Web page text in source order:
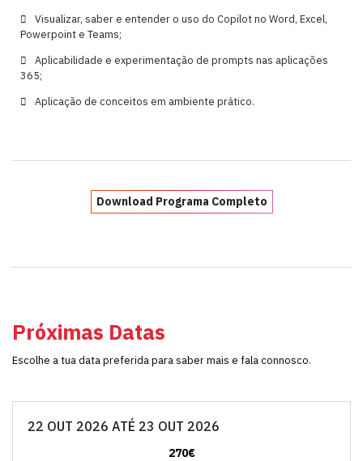
Visualizar, saber e entender o uso do Copilot no Word, Excel,
Powerpoint e Teams;
Aplicabilidade e experimentação de prompts nas aplicações
365;
Aplicação de conceitos em ambiente prático.
Download Programa Completo
Próximas Datas
Escolhe a tua data preferida para saber mais e fala connosco.
22 OUT 2026 ATÉ 23 OUT 2026
270€